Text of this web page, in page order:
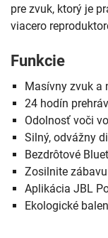
pre zvuk, ktorý je
viacero
Funkcie
Masívny zvuk a
24 hodín
Odolnosť voči
Silný, odvážny
Bezdrôtové
Zosilnite
Aplikácia JBL
Ekologické